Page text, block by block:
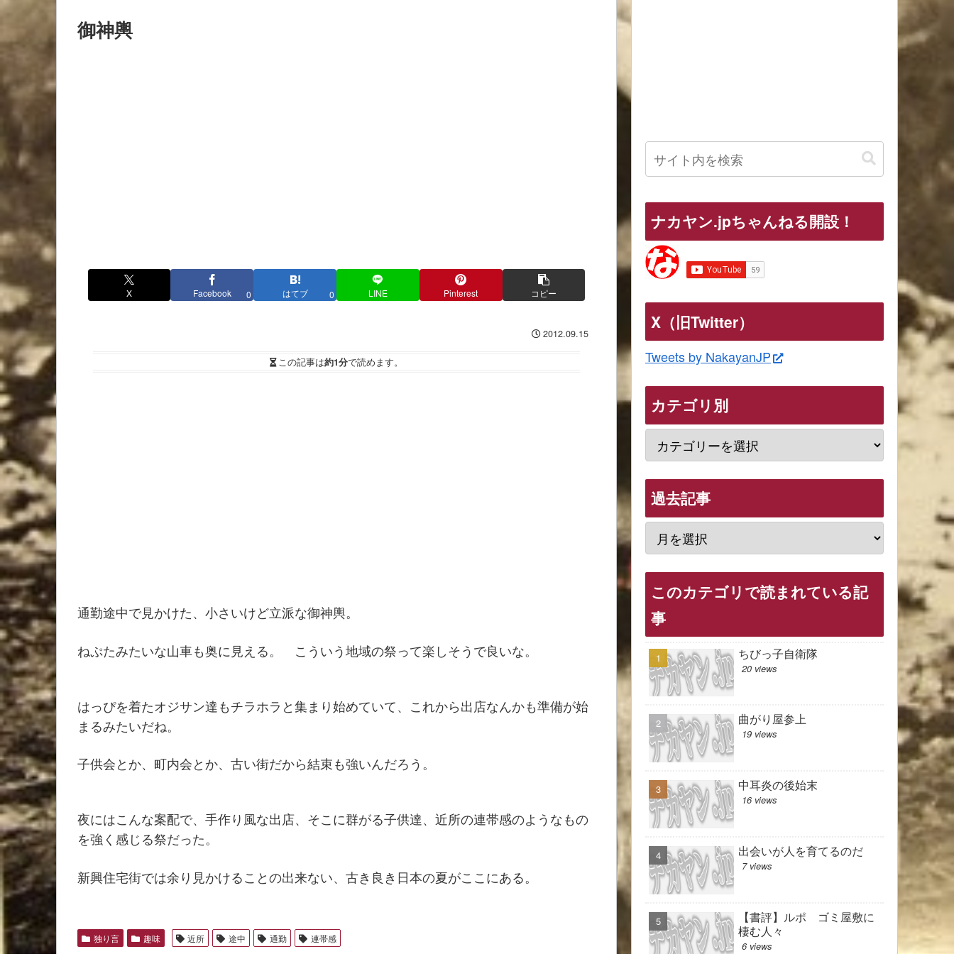
御神輿
X Facebook 0 はてブ 0 LINE Pinterest コピー
2012.09.15
この記事は約1分で読めます。
通勤途中で見かけた、小さいけど立派な御神輿。
ねぷたみたいな山車も奥に見える。 こういう地域の祭って楽しそうで良いな。
はっぴを着たオジサン達もチラホラと集まり始めていて、これから出店なんかも準備が始
まるみたいだね。
子供会とか、町内会とか、古い街だから結束も強いんだろう。
夜にはこんな案配で、手作り風な出店、そこに群がる子供達、近所の連帯感のようなもの
を強く感じる祭だった。
新興住宅街では余り見かけることの出来ない、古き良き日本の夏がここにある。
独り言 趣味 近所 途中 通勤 連帯感
ナカヤン.jpちゃんねる開設！
X（旧Twitter）
Tweets by NakayanJP
カテゴリ別
過去記事
このカテゴリで読まれている記
事
ちびっ子自衛隊
20 views
曲がり屋参上
19 views
中耳炎の後始末
16 views
出会いが人を育てるのだ
7 views
【書評】ルポ ゴミ屋敷に
棲む人々
6 views